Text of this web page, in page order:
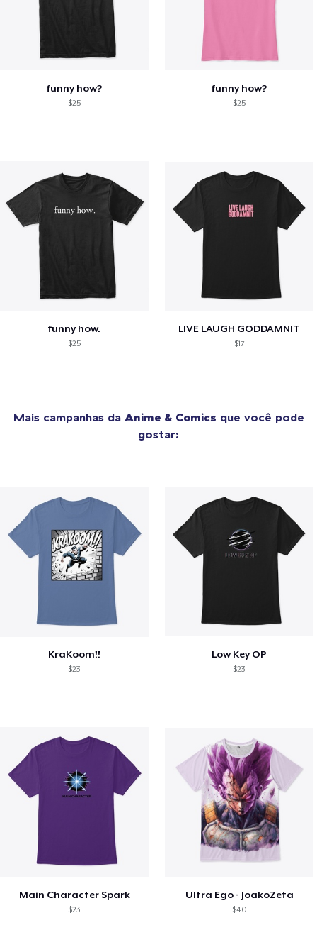
funny how?
$25
funny how?
$25
funny how.
$25
LIVE LAUGH GODDAMNIT
$17
Mais campanhas da Anime & Comics que você pode
gostar:
KraKoom!!
$23
Low Key OP
$23
Main Character Spark
$23
Ultra Ego - JoakoZeta
$40